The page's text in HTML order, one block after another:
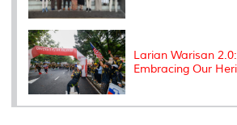
Larian Warisan
Embracing Our